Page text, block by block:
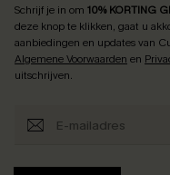
Schrijf je in om 10% KORTING
deze knop te klikken, gaat u
aanbiedingen en updates van
Algemene Voorwaarden en
uitschrijven.